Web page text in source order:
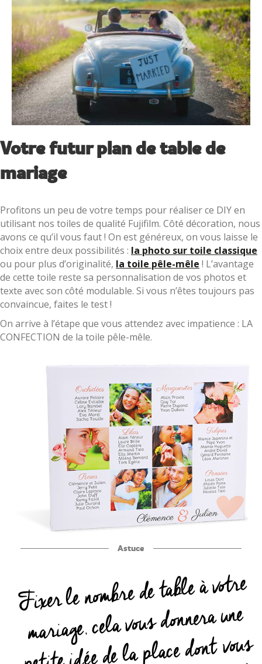
Votre futur plan de table de
mariage
Profitons un peu de votre temps pour réaliser ce DIY en
utilisant nos toiles de qualité Fujifilm. Côté décoration, nous
avons ce qu’il vous faut ! On est généreux, on vous laisse le
choix entre deux possibilités : la photo sur toile classique
ou pour plus d’originalité, la toile pêle-mêle ! L’avantage
de cette toile reste sa personnalisation de vos photos et
texte avec son côté modulable. Si vous n’êtes toujours pas
convaincue, faites le test !
On arrive à l’étape que vous attendez avec impatience : LA
CONFECTION de la toile pêle-mêle.
Astuce
Fixer le nombre de table à votre
mariage, cela vous donnera une